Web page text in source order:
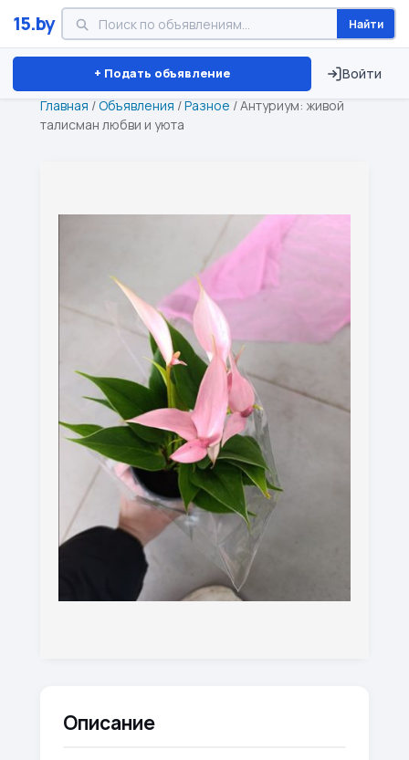
15.by Найти
+ Подать объявление Войти
Минск Витебск Брест ⏱ ТОЛЬКО 15 ДНЕЙ
Главная /Объявления /Разное /Антуриум: живой
талисман любви и уюта
Описание